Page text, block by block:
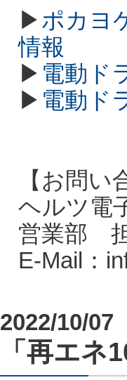
▶ポカヨ
情報
▶ 電動ド
▶ 電動ド
【お問い
ヘルツ電
営業部
E-Mail：
2022/10/07
「再エ